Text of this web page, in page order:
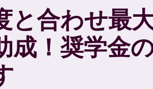
と合わせ最
成！奨学金